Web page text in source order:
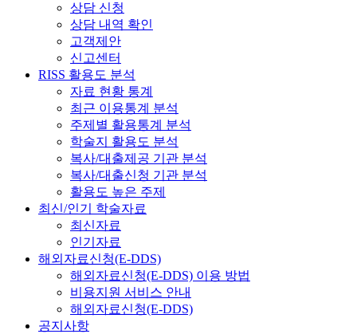
상담 신청
상담 내역 확인
고객제안
신고센터
RISS 활용도 분석
자료 현황 통계
최근 이용통계 분석
주제별 활용통계 분석
학술지 활용도 분석
복사/대출제공 기관 분석
복사/대출신청 기관 분석
활용도 높은 주제
최신/인기 학술자료
최신자료
인기자료
해외자료신청(E-DDS)
해외자료신청(E-DDS) 이용 방법
비용지원 서비스 안내
해외자료신청(E-DDS)
공지사항